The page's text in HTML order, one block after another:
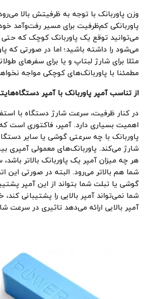
وزن پاوربانک با توجه به ظرفیتش بالا می‌رود
پاوربانکی کم‌ظرفیت برای مسیر رفت‌وآمد خود
می‌توانید توقع یک پاوربانک کوچک که
می‌شود را داشته باشید؛ اما در صورتی که
مثلا برای شارژ لبتاپ و یا برای سفرهای
مطمئنا با پاوربانک‌های کوچکی مواجه
از تناسب آمپر پاوربانک با آمپر
در کنار ظرفیت، سرعت شارژ دستگاه با
اهمیت بسیاری دارد. آمپر، فاکتوری است
پاوربانک با چه سرعتی گوشی یا سایر
هر چه میزان آمپر یک پاوربانک بالاتر
شما هم بالاتر می‌رود. البته در صورتی این
گوشی یا تبلت شما بتواند از این آمپر
شما نمی‌تواند آمپر بالایی را پشتیبانی کند،
آمپر بالایی ارائه می‌دهد تاثیری در سرعت